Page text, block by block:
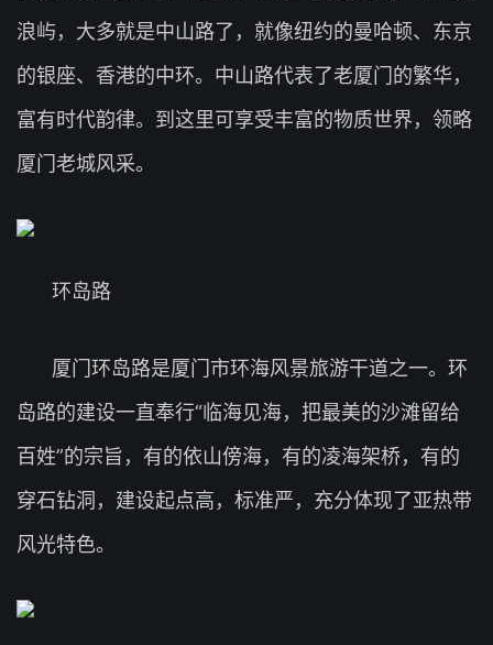
浪屿，大多就是中山路了，就像纽约的曼哈顿、东京
的银座、香港的中环。中山路代表了老厦门的繁华，
富有时代韵律。到这里可享受丰富的物质世界，领略
厦门老城风采。
环岛路
厦门环岛路是厦门市环海风景旅游干道之一。环
岛路的建设一直奉行“临海见海，把最美的沙滩留给
百姓”的宗旨，有的依山傍海，有的凌海架桥，有的
穿石钻洞，建设起点高，标准严，充分体现了亚热带
风光特色。